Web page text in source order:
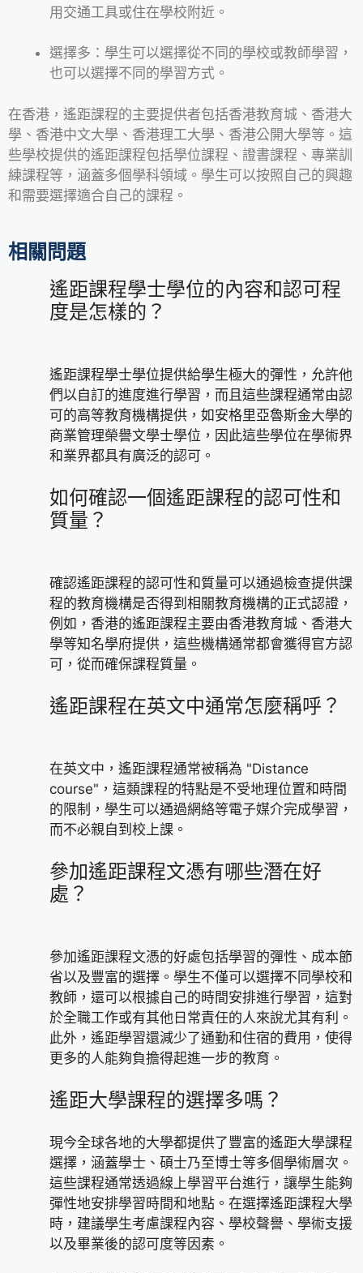
用交通工具或住在學校附近。
選擇多：學生可以選擇從不同的學校或教師學習，
也可以選擇不同的學習方式。
在香港，遙距課程的主要提供者包括香港教育城、香港大
學、香港中文大學、香港理工大學、香港公開大學等。這
些學校提供的遙距課程包括學位課程、證書課程、專業訓
練課程等，涵蓋多個學科領域。學生可以按照自己的興趣
和需要選擇適合自己的課程。
相關問題
遙距課程學士學位的內容和認可程
度是怎樣的？
遙距課程學士學位提供給學生極大的彈性，允許他
們以自訂的進度進行學習，而且這些課程通常由認
可的高等教育機構提供，如安格里亞魯斯金大學的
商業管理榮譽文學士學位，因此這些學位在學術界
和業界都具有廣泛的認可。
如何確認一個遙距課程的認可性和
質量？
確認遙距課程的認可性和質量可以通過檢查提供課
程的教育機構是否得到相關教育機構的正式認證，
例如，香港的遙距課程主要由香港教育城、香港大
學等知名學府提供，這些機構通常都會獲得官方認
可，從而確保課程質量。
遙距課程在英文中通常怎麼稱呼？
在英文中，遙距課程通常被稱為 "Distance
course"，這類課程的特點是不受地理位置和時間
的限制，學生可以通過網絡等電子媒介完成學習，
而不必親自到校上課。
參加遙距課程文憑有哪些潛在好
處？
參加遙距課程文憑的好處包括學習的彈性、成本節
省以及豐富的選擇。學生不僅可以選擇不同學校和
教師，還可以根據自己的時間安排進行學習，這對
於全職工作或有其他日常責任的人來說尤其有利。
此外，遙距學習還減少了通勤和住宿的費用，使得
更多的人能夠負擔得起進一步的教育。
遙距大學課程的選擇多嗎？
現今全球各地的大學都提供了豐富的遙距大學課程
選擇，涵蓋學士、碩士乃至博士等多個學術層次。
這些課程通常透過線上學習平台進行，讓學生能夠
彈性地安排學習時間和地點。在選擇遙距課程大學
時，建議學生考慮課程內容、學校聲譽、學術支援
以及畢業後的認可度等因素。